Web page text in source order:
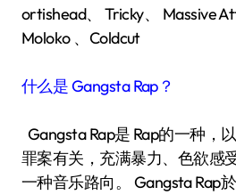
ortishead、 Tricky、 Massive
Moloko 、Coldcut
什么是 Gangsta Rap？
Gangsta Rap是 Rap的一种，
罪案有关，充满暴力、色欲感
一种音乐路向。 Gangsta Rap